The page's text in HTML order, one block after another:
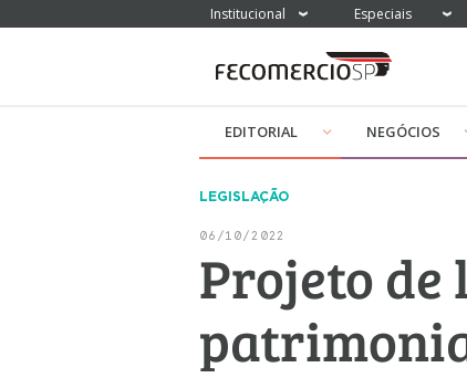
Institucional Especiais
EDITORIAL NEGÓCIOS
LEGISLAÇÃO
06/10/2022
Projeto